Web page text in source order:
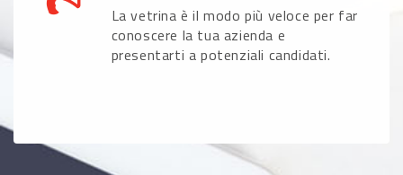
La vetrina è il modo più veloce per far
conoscere la tua azienda e
presentarti a potenziali candidati.